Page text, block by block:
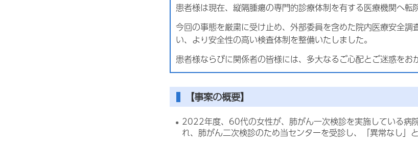
患者様は現在、縦隔腫瘍の専門的診療体制を有する医療機関へ転
今回の事態を厳粛に受け止め、外部委員を含めた院内医療安全
い、より安全性の高い検査体制を整備いたしました。
患者様ならびに関係者の皆様には、多大なるご心配とご迷惑をお
【事案の概要】
2022年度、60代の女性が、肺がん一次検診を実施している病
れ、肺がん二次検診のため当センターを受診し、「異常なし」